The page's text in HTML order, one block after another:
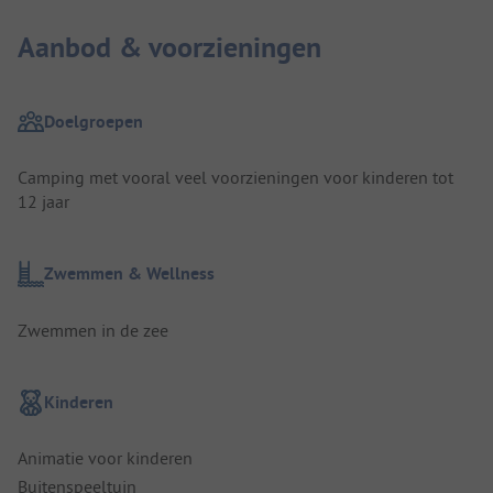
Aanbod & voorzieningen
Doelgroepen
Camping met vooral veel voorzieningen voor kinderen tot
12 jaar
Zwemmen & Wellness
Zwemmen in de zee
Kinderen
Animatie voor kinderen
Buitenspeeltuin